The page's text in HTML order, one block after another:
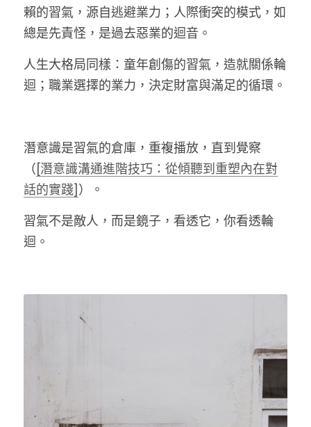
賴的習氣，源自逃避業力；人際衝突的模式，如
總是先責怪，是過去惡業的迴音。
人生大格局同樣：童年創傷的習氣，造就關係輪
迴；職業選擇的業力，決定財富與滿足的循環。
潛意識是習氣的倉庫，重複播放，直到覺察
（ [潛意識溝通進階技巧：從傾聽到重塑內在對
話的實踐] ）。
習氣不是敵人，而是鏡子 ， 看透它，你看透輪
迴。